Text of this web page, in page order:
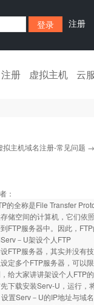
注册
册 虚拟主机 云
拟主机域名注册-常见问题
：
的全称是File Transfer
储空间的计算机，它们依
FTP服务器中。因此，
－U架设个人FTP
FTP服务器，其实并没有
定多个FTP服务器，可以
给大家讲讲架设个人FTP
下载安装Serv-U，运行，
设置Serv－U的IP地址与域名